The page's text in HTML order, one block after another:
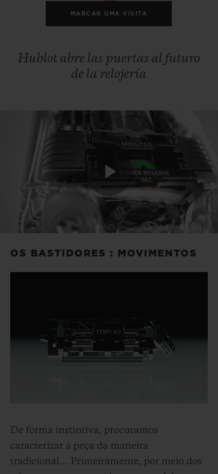
MARCAR UMA VISITA
Hublot abre las puertas al futuro
de la relojería
Play
Video
OS BASTIDORES : MOVIMENTOS
De forma instintiva, procuramos
caracterizar a peça da maneira
tradicional... Primeiramente, por meio dos